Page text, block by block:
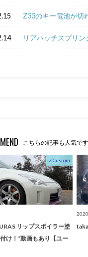
Z33のキー電池が切
リアハッチスプリ
こちらの記事も人気です
Z Custom
リップスポイラー塗
け！*動画もあり【ユー